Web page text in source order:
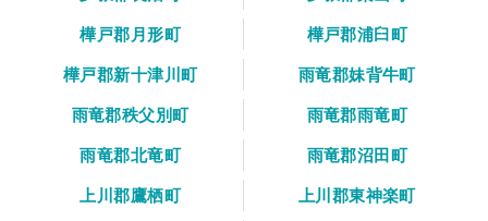
樺戸郡月形町
樺戸郡浦臼町
樺戸郡新十津川町
雨竜郡妹背牛町
雨竜郡秩父別町
雨竜郡雨竜町
雨竜郡北竜町
雨竜郡沼田町
上川郡鷹栖町
上川郡東神楽町